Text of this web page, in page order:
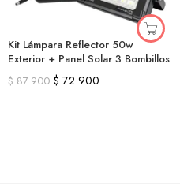
Kit Lámpara Reflector 50w
Exterior + Panel Solar 3 Bombillos
$87.900 $ 72.900